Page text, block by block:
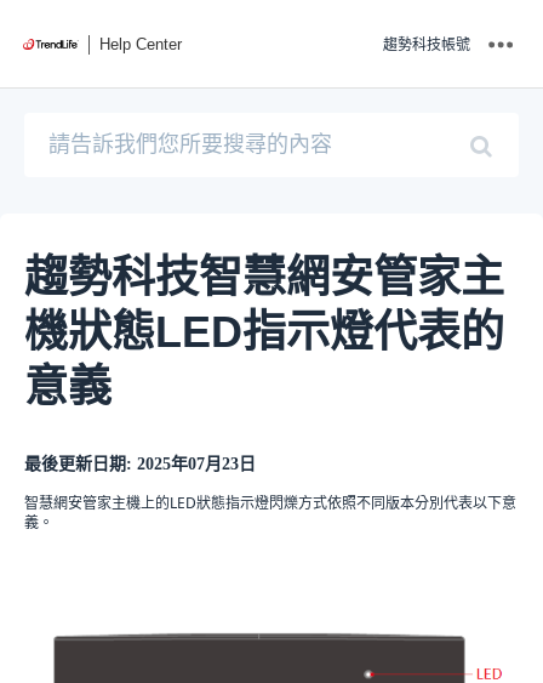
Help Center 趨勢科技帳號
趨勢科技智慧網安管家主
機狀態LED指示燈代表的
意義
最後更新日期: 2025年07月23日
智慧網安管家主機上的LED狀態指示燈閃爍方式依照不同版本分別代表以下意
義。